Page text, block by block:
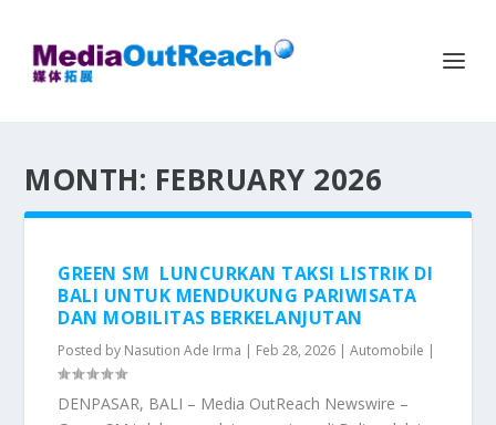
MONTH: FEBRUARY 2026
GREEN SM LUNCURKAN TAKSI LISTRIK DI
BALI UNTUK MENDUKUNG PARIWISATA
DAN MOBILITAS BERKELANJUTAN
Posted by Nasution Ade Irma | Feb 28, 2026 |Automobile |
DENPASAR, BALI – Media OutReach Newswire –